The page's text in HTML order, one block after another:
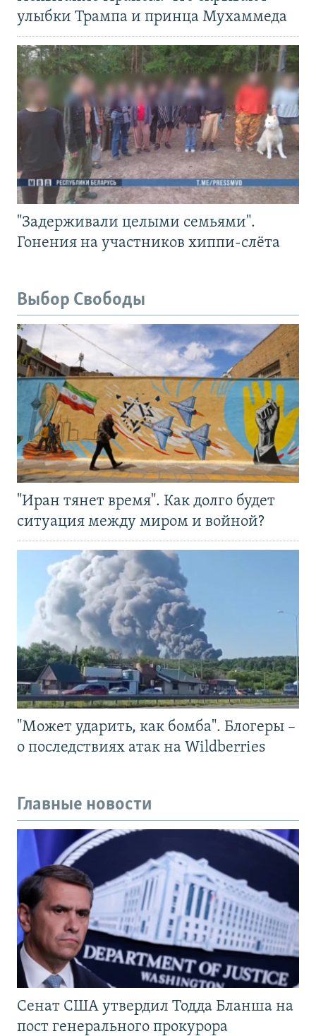
улыбки Трампа и принца Мухаммеда
"Задерживали целыми семьями".
Гонения на участников хиппи-слёта
Выбор Свободы
"Иран тянет время". Как долго будет
ситуация между миром и войной?
"Может ударить, как бомба". Блогеры –
о последствиях атак на Wildberries
Главные новости
Сенат США утвердил Тодда Бланша на
пост генерального прокурора